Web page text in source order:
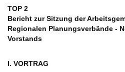
TOP 2
Bericht zur Sitzung der
Regionalen Planungsverbände -
Vorstands
I. VORTRAG